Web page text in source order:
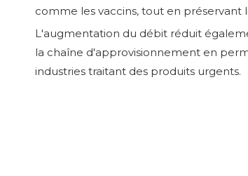
comme les vaccins, tout en préservant
L'augmentation du débit réduit
la chaîne d'approvisionnement en
industries traitant des produits urgents.